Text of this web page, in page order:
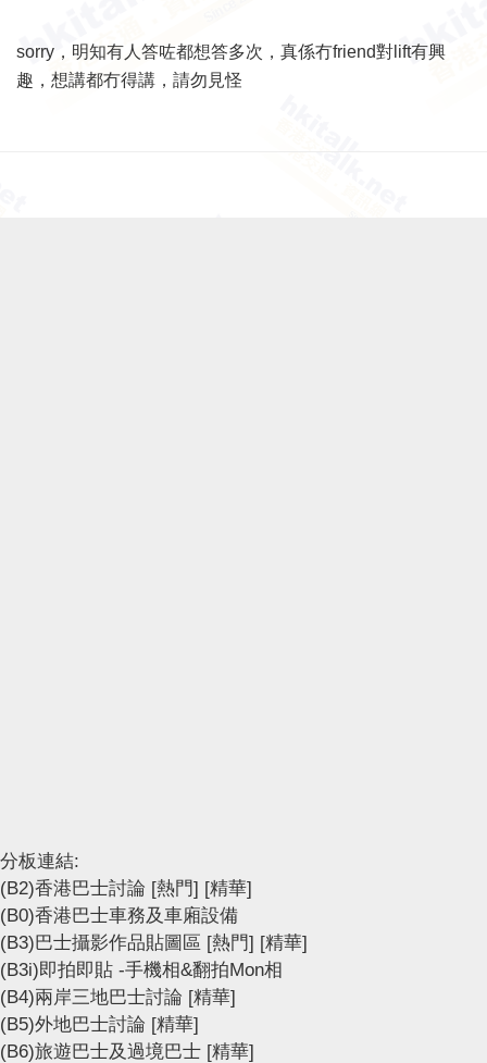
sorry，明知有人答咗都想答多次，真係冇friend對lift有興
趣，想講都冇得講，請勿見怪
分板連結:
(B2)香港巴士討論 [熱門] [精華]
(B0)香港巴士車務及車廂設備
(B3)巴士攝影作品貼圖區 [熱門] [精華]
(B3i)即拍即貼 -手機相&翻拍Mon相
(B4)兩岸三地巴士討論 [精華]
(B5)外地巴士討論 [精華]
(B6)旅遊巴士及過境巴士 [精華]